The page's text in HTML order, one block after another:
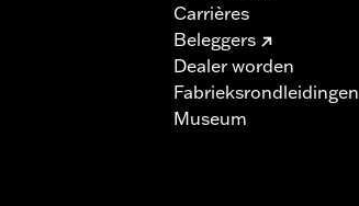
Carrières
Beleggers
Dealer worden
Fabrieksrondleidingen
Museum